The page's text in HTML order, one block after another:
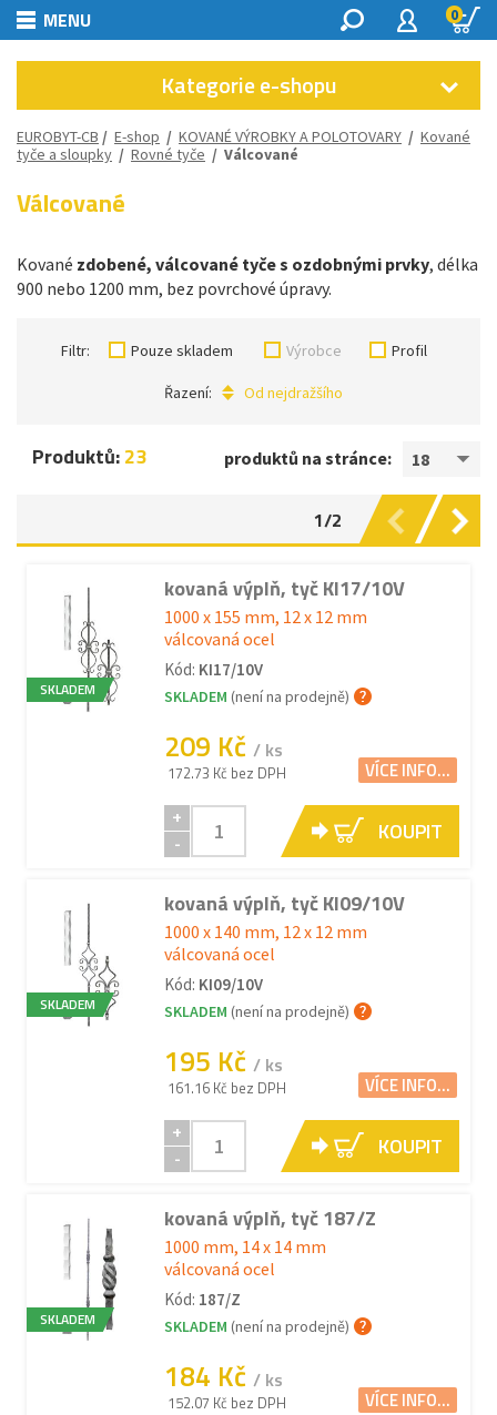
MENU 0
Kategorie e-shopu
EUROBYT-CB / E-shop / KOVANÉ VÝROBKY A POLOTOVARY / Kované
tyče a sloupky / Rovné tyče / Válcované
Válcované
Kované zdobené, válcované tyče s ozdobnými prvky, délka
900 nebo 1200 mm, bez povrchové úpravy.
Filtr: Pouze skladem Výrobce Profil
Řazení: Od nejdražšího
produktů na stránce: 18
Produktů:23
1/2
SKLADEM
kovaná výplň, tyč KI17/10V
1000 x 155 mm, 12 x 12 mm
válcovaná ocel
Kód: KI17/10V
SKLADEM (není na prodejně)
209 Kč / ks
172.73 Kč bez DPH VÍCE INFO...
+
-
KOUPIT
SKLADEM
kovaná výplň, tyč KI09/10V
1000 x 140 mm, 12 x 12 mm
válcovaná ocel
Kód: KI09/10V
SKLADEM (není na prodejně)
195 Kč / ks
161.16 Kč bez DPH VÍCE INFO...
+
-
KOUPIT
SKLADEM
kovaná výplň, tyč 187/Z
1000 mm, 14 x 14 mm
válcovaná ocel
Kód: 187/Z
SKLADEM (není na prodejně)
184 Kč / ks
152.07 Kč bez DPH VÍCE INFO...